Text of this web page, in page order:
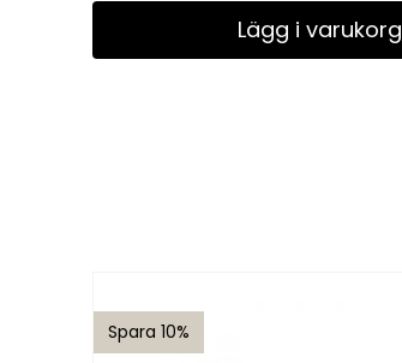
Lägg i varukorg
Spara 10%